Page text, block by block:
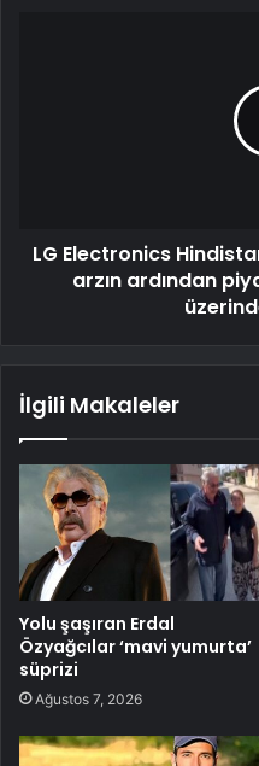
LG Electronics
arzın ardından
İlgili Makaleler
Yolu şaşıran Erdal
Özyağcılar ‘mavi yumurta’
süprizi
Ağustos 7, 2026